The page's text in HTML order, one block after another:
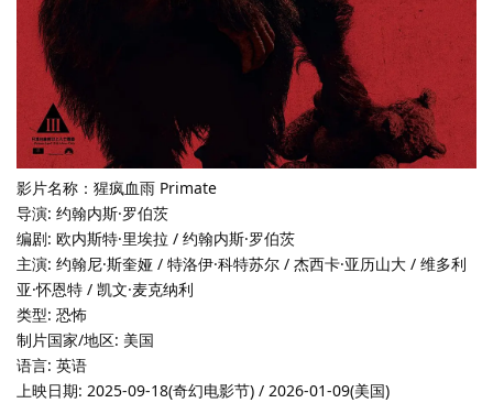
影片名称：猩疯血雨 Primate
导演: 约翰内斯·罗伯茨
编剧: 欧内斯特·里埃拉 / 约翰内斯·罗伯茨
主演: 约翰尼·斯奎娅 / 特洛伊·科特苏尔 / 杰西卡·亚历山大 / 维多利
亚·怀恩特 / 凯文·麦克纳利
类型: 恐怖
制片国家/地区: 美国
语言: 英语
上映日期: 2025-09-18(奇幻电影节) / 2026-01-09(美国)